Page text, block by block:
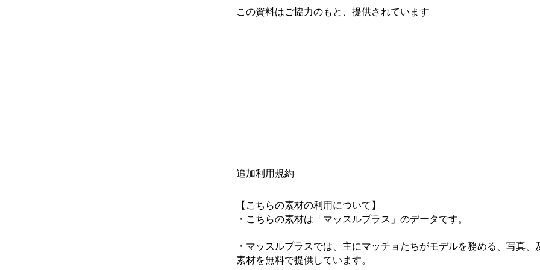
この資料はご協力のもと、提供されています
追加利用規約
【こちらの素材の利用について】
・こちらの素材は「マッスルプラス」のデータです。
・マッスルプラスでは、主にマッチョたちがモデルを務める、写真、
素材を無料で提供しています。